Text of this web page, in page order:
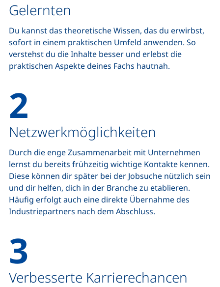
Gelernten
Du kannst das theoretische Wissen, das du erwirbst,
sofort in einem praktischen Umfeld anwenden. So
verstehst du die Inhalte besser und erlebst die
praktischen Aspekte deines Fachs hautnah.
2
Netzwerkmöglichkeiten
Durch die enge Zusammenarbeit mit Unternehmen
lernst du bereits frühzeitig wichtige Kontakte kennen.
Diese können dir später bei der Jobsuche nützlich sein
und dir helfen, dich in der Branche zu etablieren.
Häufig erfolgt auch eine direkte Übernahme des
Industriepartners nach dem Abschluss.
3
Verbesserte Karrierechancen